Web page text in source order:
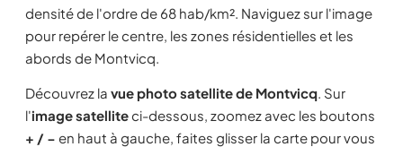
densité de l'ordre de 68 hab/km². Naviguez sur l'image
pour repérer le centre, les zones résidentielles et les
abords de Montvicq.
Découvrez la vue photo satellite de Montvicq. Sur
l'image satelliteci-dessous, zoomez avec les boutons
+ / − en haut à gauche, faites glisser la carte pour vous